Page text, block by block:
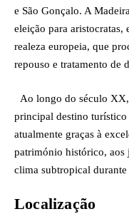
e São Gonçalo. A
eleição para aristocratas,
realeza europeia, que
repouso e tratamento de
Ao longo do século
principal destino turístico
atualmente graças à
património histórico, aos
clima subtropical
Localização